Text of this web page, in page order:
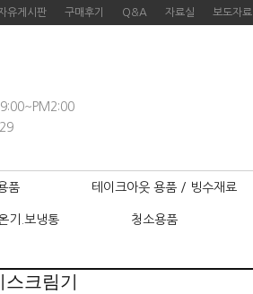
유게시판 구매후기 Q&A 자료실 보도자료
품 테이크아웃 용품 / 빙수재료
기.보냉통 청소용품
크림기